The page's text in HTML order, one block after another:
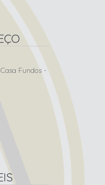
Fundos -